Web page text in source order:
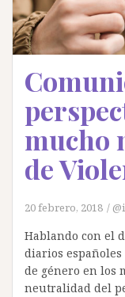
mucho
de
20 febrero, 2018
Hablando con el
diarios
de género en los
neutralidad del